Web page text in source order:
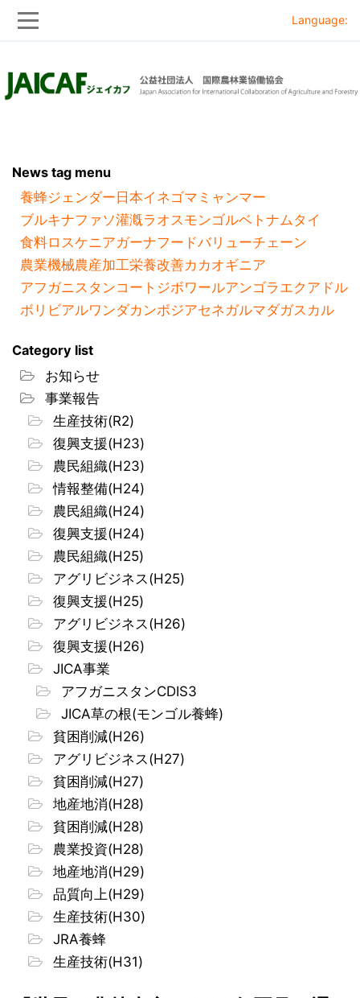
to
to
Language:
News tag menu
養蜂ジェンダー 日本イネゴマ ミャンマー
ブルキナファソ灌漑ラオスモンゴルベトナムタイ
食料ロスケニアガーナフードバリューチェーン
農業機械農産加工栄養改善カカオギニア
アフガニスタンコートジボワールアンゴラ エクアドル
ボリビアルワンダカンボジアセネガルマダガスカル
Category list
お知らせ
事業報告
生産技術(R2)
復興支援(H23)
農民組織(H23)
情報整備(H24)
農民組織(H24)
復興支援(H24)
農民組織(H25)
アグリビジネス(H25)
復興支援(H25)
アグリビジネス(H26)
復興支援(H26)
JICA事業
アフガニスタンCDIS3
JICA草の根(モンゴル養蜂)
貧困削減(H26)
アグリビジネス(H27)
貧困削減(H27)
地産地消(H28)
貧困削減(H28)
農業投資(H28)
地産地消(H29)
品質向上(H29)
生産技術(H30)
JRA養蜂
生産技術(H31)